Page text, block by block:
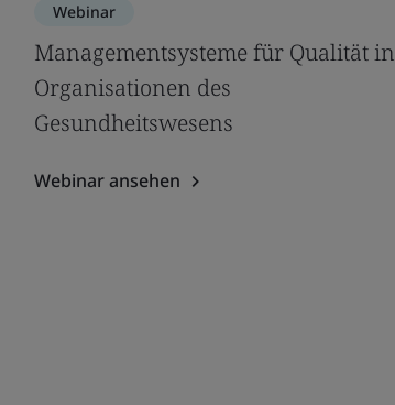
Webinar
Managementsysteme für Qualität in
Organisationen des
Gesundheitswesens
Webinar ansehen